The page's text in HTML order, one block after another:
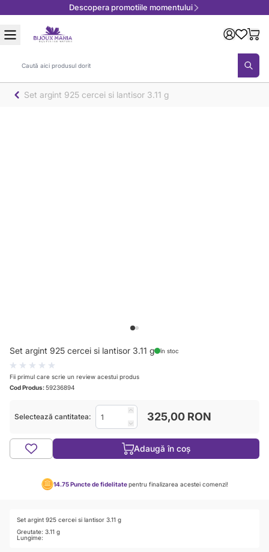
Descopera promotiile momentului
Căutare
Set argint 925 cercei si lantisor 3.11 g
Set argint 925 cercei si lantisor 3.11 g în stoc
Fii primul care scrie un review acestui produs
Cod Produs:59236894
Selectează cantitatea: 325,00 RON
Adaugă în coș
14.75 Puncte de fidelitate pentru finalizarea acestei comenzi!
Set argint 925 cercei si lantisor 3.11 g
Greutate: 3.11 g
Lungime: